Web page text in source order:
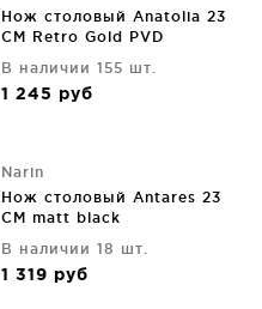
Нож столовый Anatolia 23
CM Retro Gold PVD
В наличии 155 шт.
1 245 руб
Narin
Нож столовый Antares 23
CM matt black
В наличии 18 шт.
1 319 руб